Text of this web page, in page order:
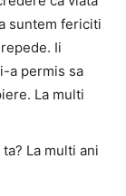
suntem fericiti
Ii
a permis sa
La multi
La multi ani